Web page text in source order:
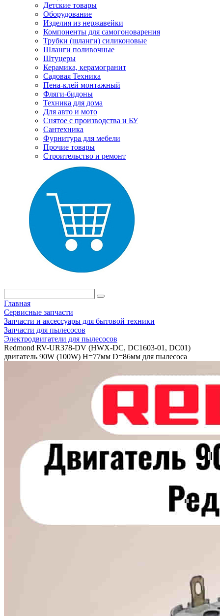
Детские товары
Оборудование
Изделия из нержавейки
Компоненты для самогоноварения
Трубки (шланги) силиконовые
Шланги поливочные
Штуцеры
Керамика, керамогранит
Садовая Техника
Пена-клей монтажный
Фляги-бидоны
Техника для дома
Для авто и мото
Снятое с производства и БУ
Сантехника
Фурнитура для мебели
Прочие товары
Строительство и ремонт
Главная
Сервисные запчасти
Запчасти и аксессуары для бытовой техники
Запчасти для пылесосов
Электродвигатели для пылесосов
Redmond RV-UR378-DV (HWX-DC, DC1603-01, DC01)
двигатель 90W (100W) H=77мм D=86мм для пылесоса